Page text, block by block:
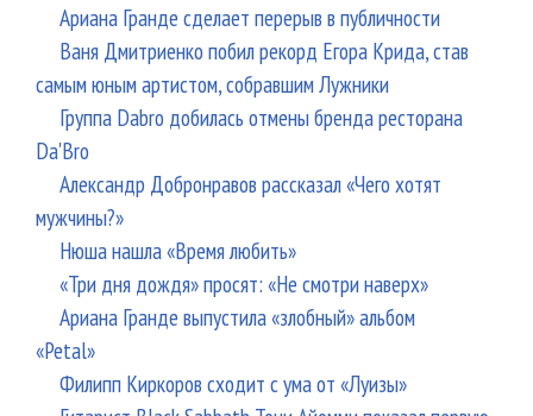
Ариана Гранде сделает перерыв в публичности
Ваня Дмитриенко побил рекорд Егора Крида, став
самым юным артистом, собравшим Лужники
Группа Dabro добилась отмены бренда ресторана
Da'Bro
Александр Добронравов рассказал «Чего хотят
мужчины?»
Нюша нашла «Время любить»
«Три дня дождя» просят: «Не смотри наверх»
Ариана Гранде выпустила «злобный» альбом
«Petal»
Филипп Киркоров сходит с ума от «Луизы»